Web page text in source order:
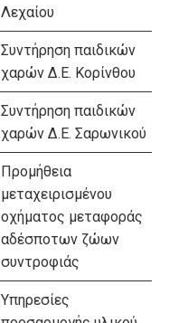
Λεχαίου
Συντήρηση παιδικών
χαρών Δ.Ε. Κορίνθου
Συντήρηση παιδικών
χαρών Δ.Ε. Σαρωνικού
Προμήθεια
μεταχειρισμένου
οχήματος μεταφοράς
αδέσποτων ζώων
συντροφιάς
Υπηρεσίες